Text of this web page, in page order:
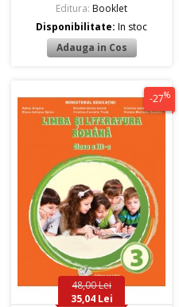
Editura: Booklet
Disponibilitate:In stoc
-27%
48,00 Lei
35,04 Lei